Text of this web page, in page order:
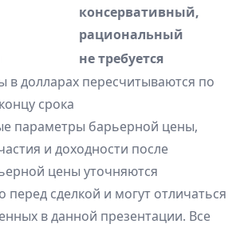
консервативный,
рациональный
не требуется
в долларах пересчитываются по
срока
параметры барьерной цены,
и доходности после
цены уточняются
перед сделкой и могут отличаться
в данной презентации. Все